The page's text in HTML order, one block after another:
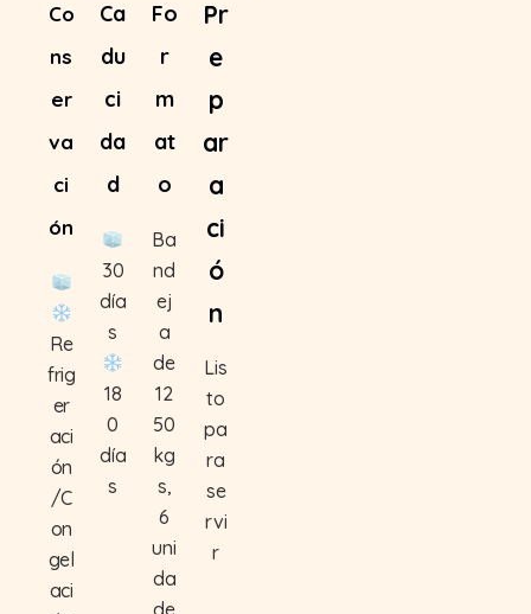
Co
ns
er
va
ci
ón
Re
frig
er
aci
ón
/C
on
gel
aci
Ca
du
ci
da
d
30
día
s
18
0
día
s
Fo
r
m
at
o
Ba
nd
ej
a
de
12
50
kg
s,
6
uni
da
de
Pr
e
p
ar
a
ci
ó
n
Lis
to
pa
ra
se
rvi
r